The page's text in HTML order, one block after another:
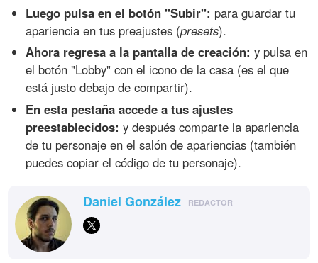
Luego pulsa en el botón "Subir": para guardar tu
apariencia en tus preajustes (presets).
Ahora regresa a la pantalla de creación: y pulsa en
el botón "Lobby" con el icono de la casa (es el que
está justo debajo de compartir).
En esta pestaña accede a tus ajustes
preestablecidos: y después comparte la apariencia
de tu personaje en el salón de apariencias (también
puedes copiar el código de tu personaje).
Daniel González REDACTOR